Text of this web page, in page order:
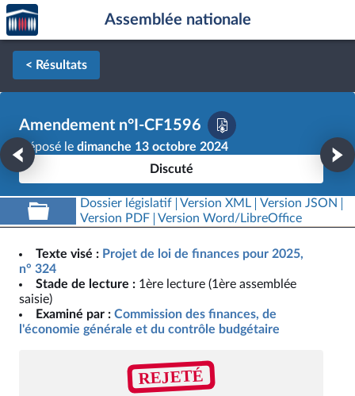
Aller au contenu
Aller en bas de la page
Accèder
à la
page
d'accueil
Assemblée nationale
< Résultats
Amendement n°I-CF1596
Déposé le dimanche 13 octobre 2024
Discuté
Dossier législatif Version XML
Version JSON
Version PDF
Version Word/LibreOffice
Texte visé : Projet de loi de finances pour 2025,
n° 324
Stade de lecture : 1ère lecture (1ère assemblée
saisie)
Examiné par : Commission des finances, de
l'économie générale et du contrôle budgétaire
REJETÉ